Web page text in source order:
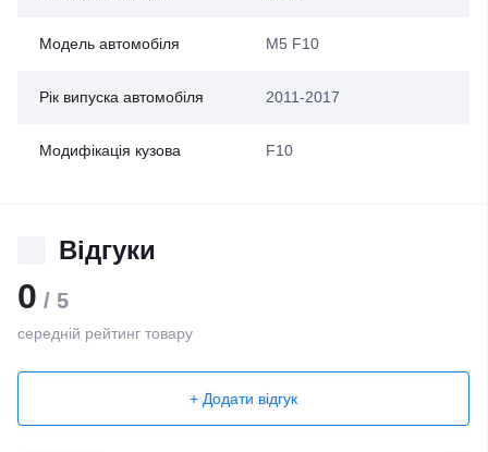
Модель автомобіля M5 F10
Рік випуска автомобіля 2011-2017
Модифікація кузова F10
Відгуки
0 / 5
середній рейтинг товару
+ Додати відгук